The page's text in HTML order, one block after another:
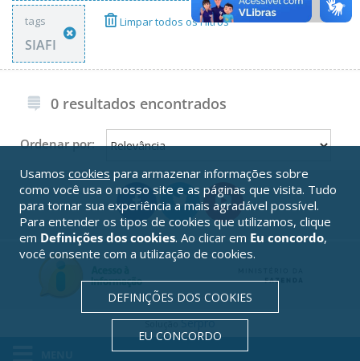
tags
SIAFI
Limpar todos os Filtros
0 resultados encontrados
Ordenar por:
SoluçãoSerpro
Usamos cookies para armazenar informações sobre
como você usa o nosso site e as páginas que visita. Tudo
para tornar sua experiência a mais agradável possível.
Para entender os tipos de cookies que utilizamos, clique
em Definições dos cookies. Ao clicar em Eu concordo,
você consente com a utilização de cookies.
DEFINIÇÕES DOS COOKIES
EU CONCORDO